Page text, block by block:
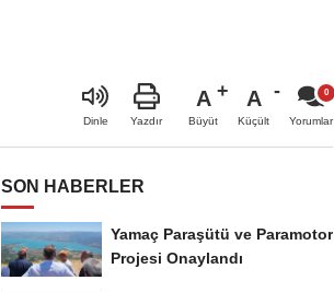
Dinle Yazdır
A
Büyüt
A
Küçült Yorumlar
SON HABERLER
Yamaç Paraşütü ve Paramotor
Projesi Onaylandı